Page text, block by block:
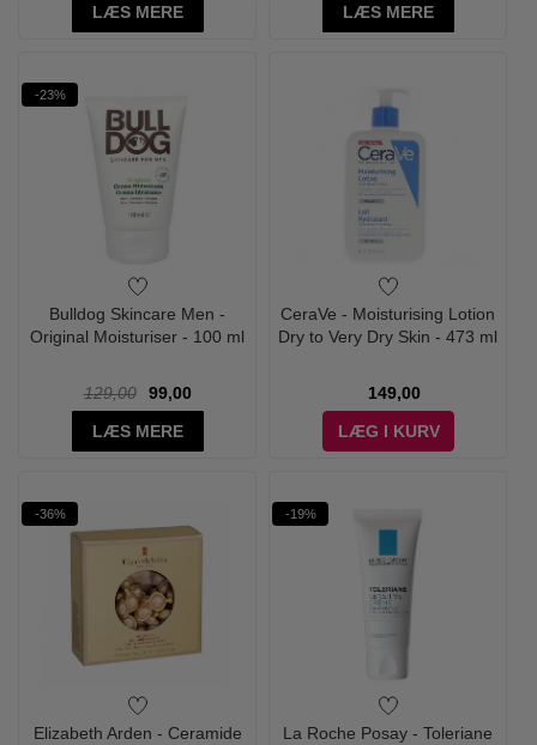
LÆS MERE
LÆS MERE
-23%
Bulldog Skincare Men -
Original Moisturiser - 100 ml
129,00
99,00
LÆS MERE
CeraVe - Moisturising Lotion
Dry to Very Dry Skin - 473 ml
149,00
LÆG I KURV
-36%
Elizabeth Arden - Ceramide
-19%
La Roche Posay - Toleriane